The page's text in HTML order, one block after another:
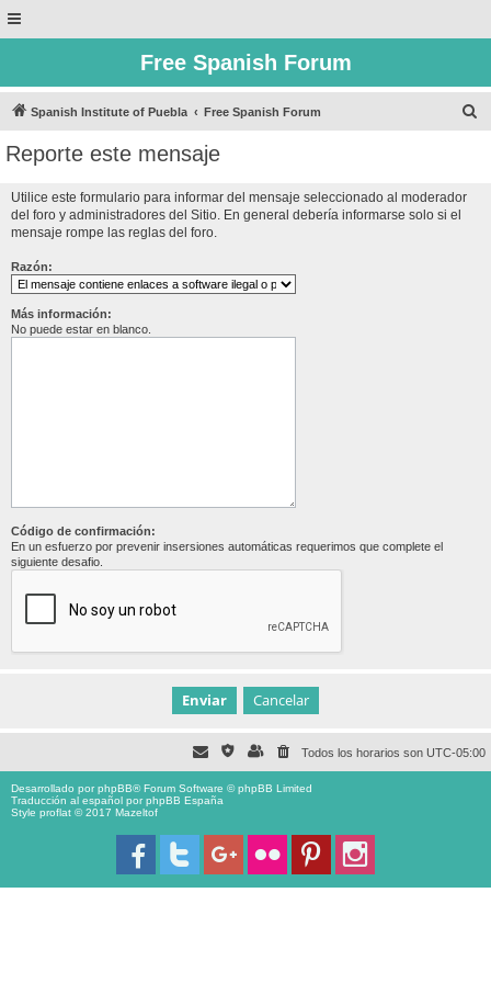
Free Spanish Forum
Spanish Institute of Puebla Free Spanish Forum
Reporte este mensaje
Utilice este formulario para informar del mensaje seleccionado al moderador
del foro y administradores del Sitio. En general debería informarse solo si el
mensaje rompe las reglas del foro.
Razón:
Más información:
No puede estar en blanco.
Código de confirmación:
En un esfuerzo por prevenir insersiones automáticas requerimos que complete el
siguiente desafio.
Todos los horarios son UTC-05:00
Desarrollado porphpBB® Forum Software © phpBB Limited
Traducción al español porphpBB España
Style proflat © 2017 Mazeltof